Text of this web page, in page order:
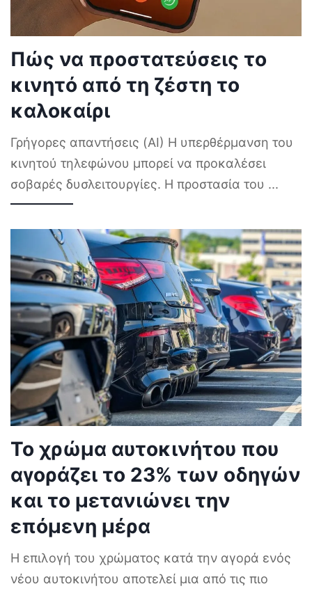
Πώς να προστατεύσεις το
κινητό από τη ζέστη το
καλοκαίρι
Γρήγορες απαντήσεις (AI) Η υπερθέρμανση του
κινητού τηλεφώνου μπορεί να προκαλέσει
σοβαρές δυσλειτουργίες. Η προστασία του ...
Το χρώμα αυτοκινήτου που
αγοράζει το 23% των οδηγών
και το μετανιώνει την
επόμενη μέρα
Η επιλογή του χρώματος κατά την αγορά ενός
νέου αυτοκινήτου αποτελεί μια από τις πιο